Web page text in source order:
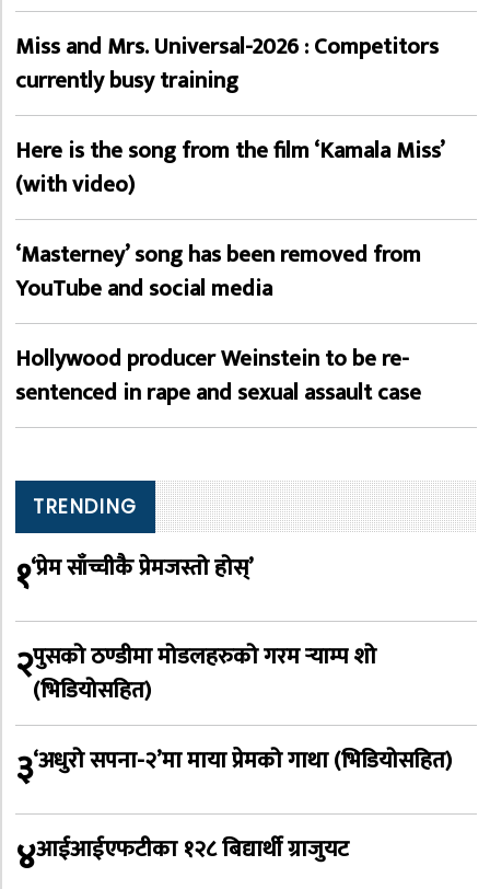
Miss and Mrs. Universal-2026 : Competitors
currently busy training
Here is the song from the film ‘Kamala Miss’
(with video)
‘Masterney’ song has been removed from
YouTube and social media
Hollywood producer Weinstein to be re-
sentenced in rape and sexual assault case
TRENDING
१‘प्रेम साँच्चीकै प्रेमजस्तो होस्’
२पुसको ठण्डीमा मोडलहरुको गरम र्‍याम्प शो
(भिडियोसहित)
३‘अधुरो सपना-२’मा माया प्रेमको गाथा (भिडियोसहित)
४आईआईएफटीका १२८ बिद्यार्थी ग्राजुयट